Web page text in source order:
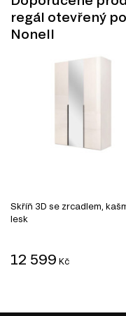
výrobě, které
jedinečné designové
MODERNÍ
regál otevřený
Nonell
Skříň 3D se zrcadlem,
lesk
12 599 Kč